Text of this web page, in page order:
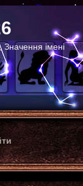
Значення імені